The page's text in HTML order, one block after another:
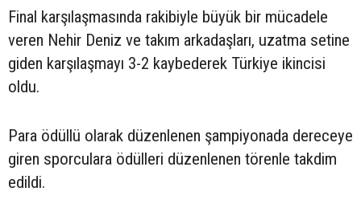
Final karşılaşmasında rakibiyle büyük bir mücadele
veren Nehir Deniz ve takım arkadaşları, uzatma setine
giden karşılaşmayı 3-2 kaybederek Türkiye ikincisi
oldu.
Para ödüllü olarak düzenlenen şampiyonada dereceye
giren sporculara ödülleri düzenlenen törenle takdim
edildi.